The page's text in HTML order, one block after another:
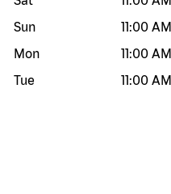
Sun
11:00 AM
Mon
11:00 AM
Tue
11:00 AM